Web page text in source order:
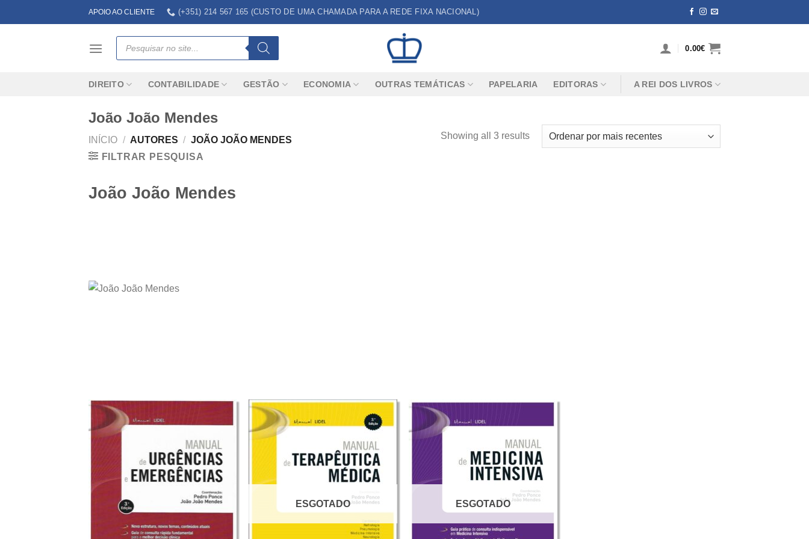
to
APOIO AO CLIENTE (+351) 214 567 165 (CUSTO DE UMA CHAMADA PARA A REDE FIXA NACIONAL)
Products
search
0.00€
DIREITO CONTABILIDADE GESTÃO ECONOMIA OUTRAS TEMÁTICAS PAPELARIA EDITORAS A REI DOS LIVROS
João João Mendes
INÍCIO / AUTORES / JOÃO JOÃO MENDES
FILTRAR PESQUISA
Showing all 3 results
João João Mendes
ESGOTADO ESGOTADO